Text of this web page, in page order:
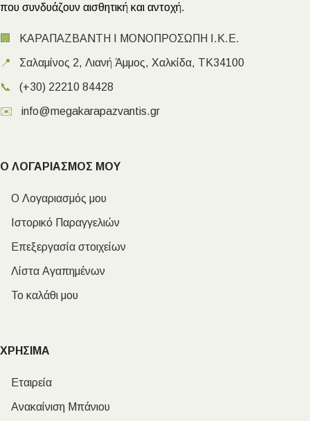
που συνδυάζουν αισθητική και αντοχή.
🏢 ΚΑΡΑΠΑΖΒΑΝΤΗ Ι ΜΟΝΟΠΡΟΣΩΠΗ Ι.Κ.Ε.
📍 Σαλαμίνος 2, Λιανή Άμμος, Χαλκίδα, ΤΚ34100
📞 (+30) 22210 84428
✉️ info@megakarapazvantis.gr
Ο ΛΟΓΑΡΙΑΣΜΟΣ ΜΟΥ
Ο Λογαριασμός μου
Ιστορικό Παραγγελιών
Επεξεργασία στοιχείων
Λίστα Αγαπημένων
Το καλάθι μου
ΧΡΗΣΙΜΑ
Εταιρεία
Ανακαίνιση Μπάνιου